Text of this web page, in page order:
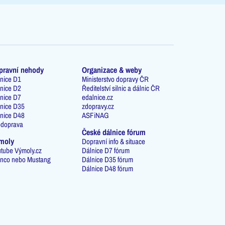
nehody
D1
D2
D7
D35
D48
Výmoly.cz
nebo Mustang
Organizace & weby
Ministerstvo dopravy ČR
Ředitelství silnic a dálnic ČR
edalnice.cz
zdopravy.cz
ASFiNAG
České dálnice fórum
Dopravní info & situace
Dálnice D7 fórum
Dálnice D35 fórum
Dálnice D48 fórum